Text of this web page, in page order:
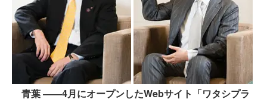
青葉 ――4月にオープンしたWebサイト「ワタシプラ